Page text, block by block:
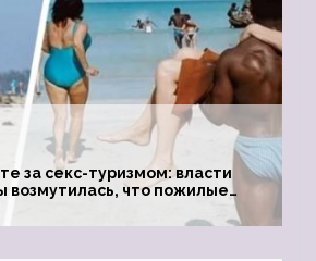
за секс-туризмом: власти
возмутилась, что пожилые
едут к ним, чтобы
молодыми любовниками